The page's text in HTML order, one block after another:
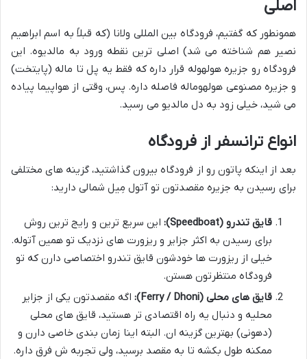
اصلی
همونطور که گفتیم، فرودگاه بین المللی ولانا (که قبلاً به اسم ابراهیم
نصیر هم شناخته می شد) اصلی ترین نقطه ورود به مالدیوه. این
فرودگاه رو جزیره هولهوله قرار داره که فقط یه پل تا ماله (پایتخت)
و جزیره مصنوعی هولهوماله فاصله داره. پس، وقتی از هواپیما پیاده
می شید، خیلی زود به دل مالدیو می رسید.
انواع ترانسفر از فرودگاه
بعد از اینکه پاتون رو از فرودگاه بیرون گذاشتید، گزینه های مختلفی
برای رسیدن به جزیره مقصدتون تو آتول مِیل شمالی دارید:
قایق تندرو (Speedboat):
این سریع ترین و رایج ترین روش
برای رسیدن به اکثر جزایر و ریزورت های نزدیک تو همین آتوله.
خیلی از ریزورت ها خودشون قایق تندرو اختصاصی دارن که تو
فرودگاه منتظرتون هستن.
قایق های محلی (Ferry / Dhoni):
اگه مقصدتون یکی از جزایر
محلیه و دنبال یه راه اقتصادی تر هستید، قایق های محلی
(دهونی) بهترین گزینه ان. البته اینا زمان بندی خاصی دارن و
ممکنه طول بکشه تا به مقصد برسید، ولی تجربه ش فرق داره.